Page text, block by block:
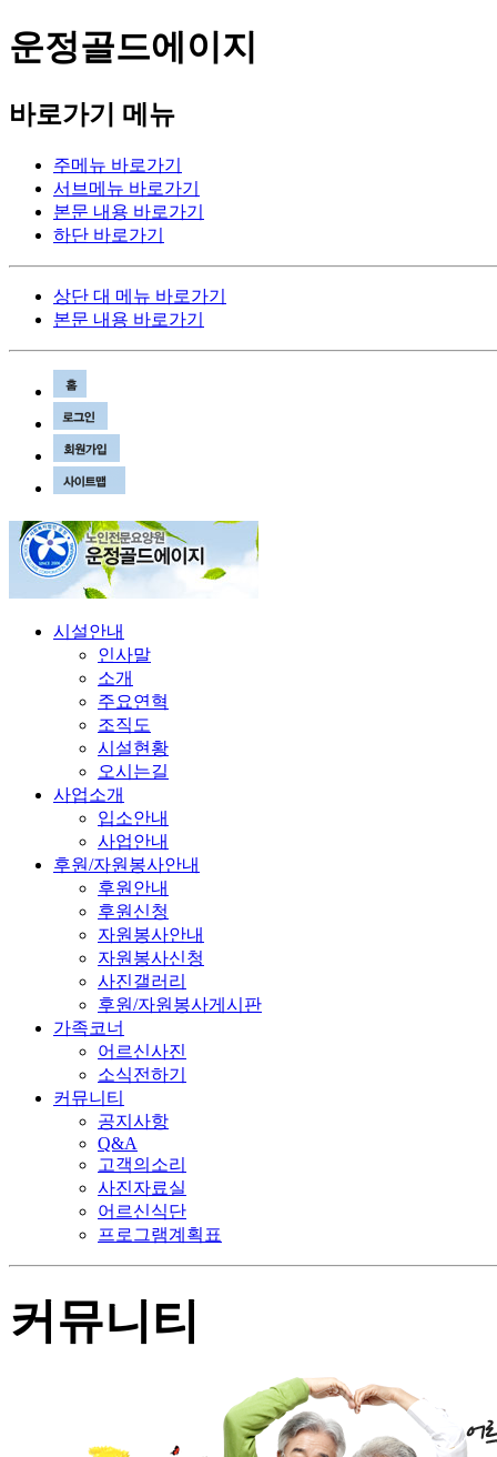
운정골드에이지
바로가기 메뉴
주메뉴 바로가기
서브메뉴 바로가기
본문 내용 바로가기
하단 바로가기
상단 대 메뉴 바로가기
본문 내용 바로가기
시설안내
인사말
소개
주요연혁
조직도
시설현황
오시는길
사업소개
입소안내
사업안내
후원/자원봉사안내
후원안내
후원신청
자원봉사안내
자원봉사신청
사진갤러리
후원/자원봉사게시판
가족코너
어르신사진
소식전하기
커뮤니티
공지사항
Q&A
고객의소리
사진자료실
어르신식단
프로그램계획표
커뮤니티